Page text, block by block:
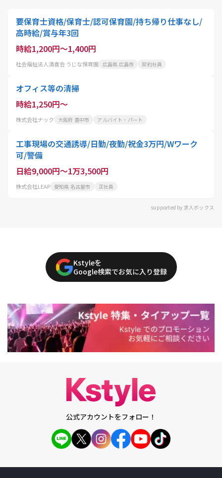
要保育士資格/保育士/認可保育園/持ち帰り仕事なし/
高時給/賞与年3回
時給1,200円～1,400円
社会福祉法人清喜会 うじな保育園 広島県 広島市 契約社員
オフィス等の清掃
時給1,250円～
株式会社ナック 大阪府 豊中市 アルバイト・パート
工事現場の交通誘導/日勤/夜勤/祝金3万円/Wワーク
可/警備
日給9,000円～1万3,500円
株式会社LEAP 愛知県 名古屋市 正社員
supported by 求人ボックス
Kstyleを
Google検索でお気に入り登録
公式アカウントをフォロー！